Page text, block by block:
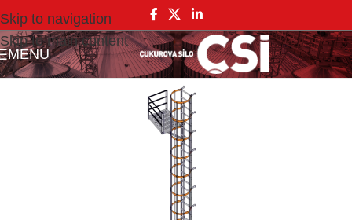
Skip to navigation
Skip to main content
MENU